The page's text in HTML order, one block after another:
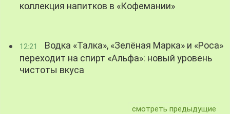
коллекция напитков в «Кофемании»
12:21
Водка «Талка», «Зелёная Марка» и «Роса»
переходит на спирт «Альфа»: новый уровень
чистоты вкуса
смотреть предыдущие